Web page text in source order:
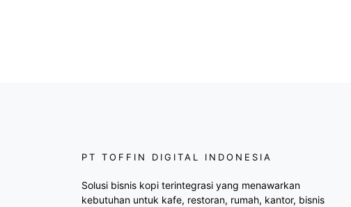
PT TOFFIN DIGITAL INDONESIA
Solusi bisnis kopi terintegrasi yang menawarkan
kebutuhan untuk kafe, restoran, rumah, kantor, bisnis